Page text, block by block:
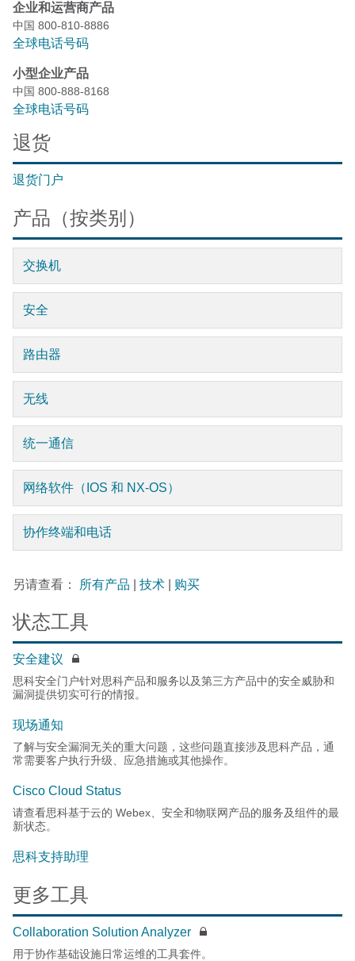
企业和运营商产品
中国 800-810-8886
全球电话号码
小型企业产品
中国 800-888-8168
全球电话号码
退货
退货门户
产品（按类别）
交换机
安全
路由器
无线
统一通信
网络软件（IOS 和 NX-OS）
协作终端和电话
另请查看： 所有产品 技术 购买
状态工具
安全建议
思科安全门户针对思科产品和服务以及第三方产品中的安全威胁和
漏洞提供切实可行的情报。
现场通知
了解与安全漏洞无关的重大问题，这些问题直接涉及思科产品，通
常需要客户执行升级、应急措施或其他操作。
Cisco Cloud Status
请查看思科基于云的 Webex、安全和物联网产品的服务及组件的最
新状态。
思科支持助理
更多工具
Collaboration Solution Analyzer
用于协作基础设施日常运维的工具套件。